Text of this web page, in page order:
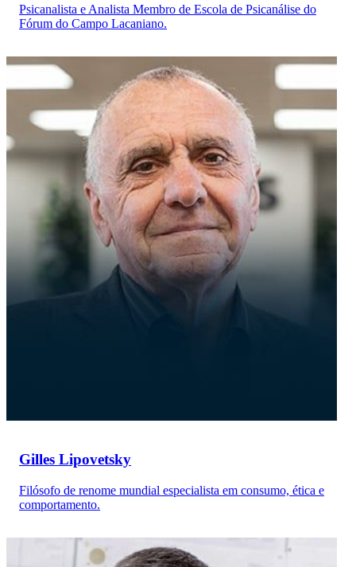
Psicanalista e Analista Membro de Escola de Psicanálise do
Fórum do Campo Lacaniano.
Gilles Lipovetsky
Filósofo de renome mundial especialista em consumo, ética e
comportamento.